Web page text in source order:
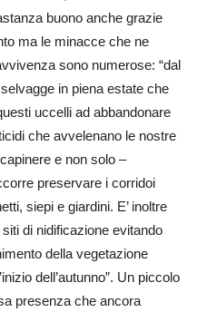
buono anche grazie
ma le minacce che ne
sono numerose: “dal
in piena estate che
uccelli ad abbandonare
che avvelenano le nostre
e non solo –
preservare i corridoi
siepi e giardini. E’ inoltre
di nidificazione evitando
della vegetazione
dell’autunno”. Un piccolo
presenza che ancora